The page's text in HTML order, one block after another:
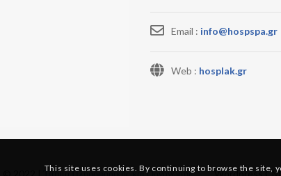
Email : info@hospspa.gr
Web : hosplak.gr
Τμήμα Πληροφορικής και Οργάνωσης Wordpress
This site uses cookies. By continuing to browse the site,